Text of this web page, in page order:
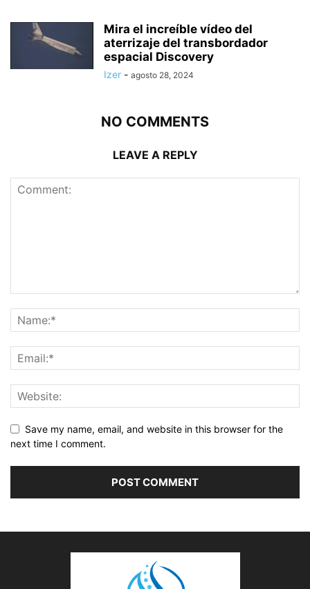
Mira el increíble vídeo del
aterrizaje del transbordador
espacial Discovery
Izer - agosto 28, 2024
NO COMMENTS
LEAVE A REPLY
Save my name, email, and website in this browser for the
next time I comment.